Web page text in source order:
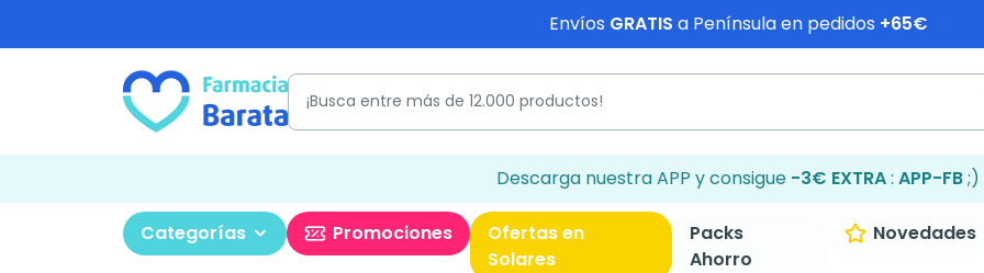
Envíos GRATIS a Península en pedidos +65€
Descarga nuestra APP y consigue -3€ EXTRA: APP-FB;)
Categorías Promociones
Ofertas en
Solares
Packs
Ahorro
Novedades